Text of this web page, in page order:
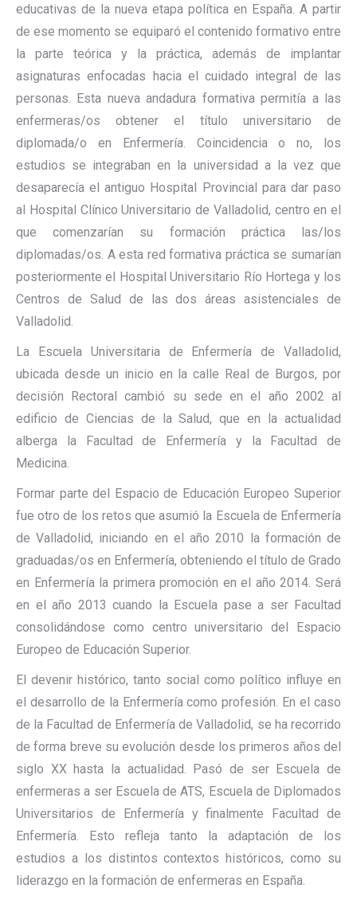
educativas de la nueva etapa política en España. A partir
de ese momento se equiparó el contenido formativo entre
la parte teórica y la práctica, además de implantar
asignaturas enfocadas hacia el cuidado integral de las
personas. Esta nueva andadura formativa permitía a las
enfermeras/os obtener el título universitario de
diplomada/o en Enfermería. Coincidencia o no, los
estudios se integraban en la universidad a la vez que
desaparecía el antiguo Hospital Provincial para dar paso
al Hospital Clínico Universitario de Valladolid, centro en el
que comenzarían su formación práctica las/los
diplomadas/os. A esta red formativa práctica se sumarían
posteriormente el Hospital Universitario Río Hortega y los
Centros de Salud de las dos áreas asistenciales de
Valladolid.
La Escuela Universitaria de Enfermería de Valladolid,
ubicada desde un inicio en la calle Real de Burgos, por
decisión Rectoral cambió su sede en el año 2002 al
edificio de Ciencias de la Salud, que en la actualidad
alberga la Facultad de Enfermería y la Facultad de
Medicina.
Formar parte del Espacio de Educación Europeo Superior
fue otro de los retos que asumió la Escuela de Enfermería
de Valladolid, iniciando en el año 2010 la formación de
graduadas/os en Enfermería, obteniendo el título de Grado
en Enfermería la primera promoción en el año 2014. Será
en el año 2013 cuando la Escuela pase a ser Facultad
consolidándose como centro universitario del Espacio
Europeo de Educación Superior.
El devenir histórico, tanto social como político influye en
el desarrollo de la Enfermería como profesión. En el caso
de la Facultad de Enfermería de Valladolid, se ha recorrido
de forma breve su evolución desde los primeros años del
siglo XX hasta la actualidad. Pasó de ser Escuela de
enfermeras a ser Escuela de ATS, Escuela de Diplomados
Universitarios de Enfermería y finalmente Facultad de
Enfermería. Esto refleja tanto la adaptación de los
estudios a los distintos contextos históricos, como su
liderazgo en la formación de enfermeras en España.